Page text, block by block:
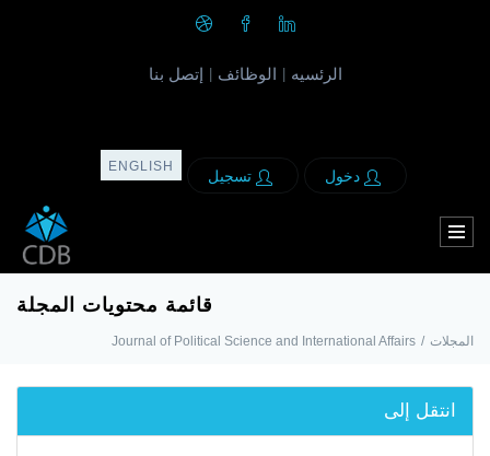
الرئسيه الوظائف إتصل بنا
دخول تسجيل
ENGLISH
قائمة محتويات المجلة
المجلات /
Journal of Political Science and International Affairs
انتقل إلى